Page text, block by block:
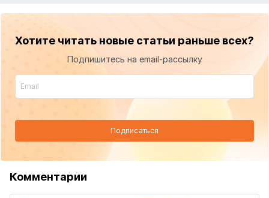
Хотите читать новые статьи раньше всех?
Подпишитесь на email-рассылку
Подписаться
Комментарии